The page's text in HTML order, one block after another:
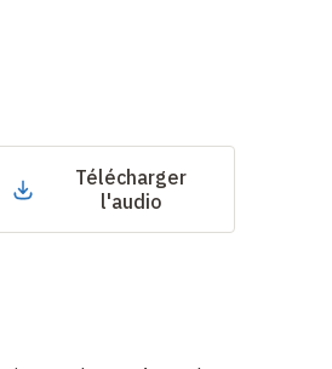
Télécharger
l'audio